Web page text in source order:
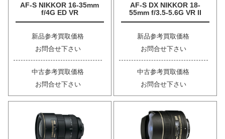
AF-S NIKKOR 16-35mm
f/4G ED VR
新品参考買取価格
お問合せ下さい
中古参考買取価格
お問合せ下さい
AF-S DX NIKKOR 18-
55mm f/3.5-5.6G VR II
新品参考買取価格
お問合せ下さい
中古参考買取価格
お問合せ下さい